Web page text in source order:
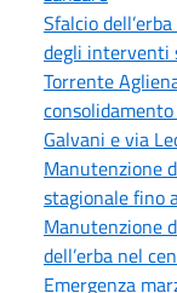
Sfalcio
degli interventi
Torrente
Galvani e via
Manutenzione
stagionale fino
Manutenzione
dell’erba nel
Emergenza